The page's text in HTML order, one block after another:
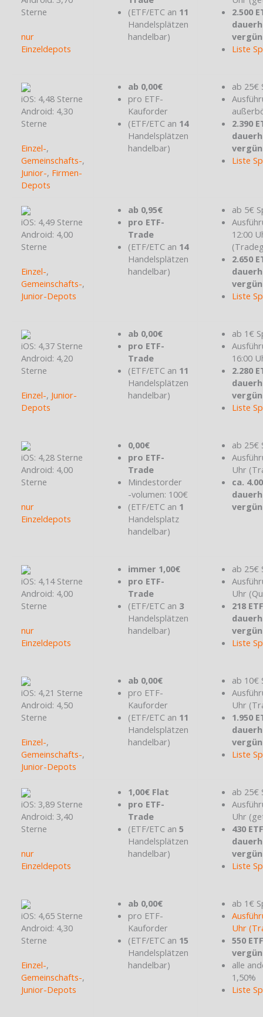
Sterne
nur
Einzeldepots
(ETF/ETC an 11
Handelsplätzen
handelbar)
2.500
Liste
iOS: 4,48 Sterne
Android: 4,30
Sterne
Einzel-,
Gemeinschafts-,
Junior-, Firmen-
Depots
ab 0,00€
pro ETF-
Kauforder
(ETF/ETC an 14
Handelsplätzen
handelbar)
ab 25€
2.390
Liste
iOS: 4,49 Sterne
Android: 4,00
Sterne
Einzel-,
Gemeinschafts-,
Junior-Depots
ab 0,95€
pro ETF-
Trade
(ETF/ETC an 14
Handelsplätzen
handelbar)
ab 5€
12:00
2.650
Liste
iOS: 4,37 Sterne
Android: 4,20
Sterne
Einzel-, Junior-
Depots
ab 0,00€
pro ETF-
Trade
(ETF/ETC an 11
Handelsplätzen
handelbar)
ab 1€
16:00
2.280
Liste
iOS: 4,28 Sterne
Android: 4,00
Sterne
nur
Einzeldepots
0,00€
pro ETF-
Trade
Mindestorder
-volumen: 100€
(ETF/ETC an 1
Handelsplatz
handelbar)
ab 25€
Uhr
ca.
iOS: 4,14 Sterne
Android: 4,00
Sterne
nur
Einzeldepots
immer 1,00€
pro ETF-
Trade
(ETF/ETC an 3
Handelsplätzen
handelbar)
ab 25€
Uhr
218
Liste
iOS: 4,21 Sterne
Android: 4,50
Sterne
Einzel-,
Gemeinschafts-,
Junior-Depots
ab 0,00€
pro ETF-
Kauforder
(ETF/ETC an 11
Handelsplätzen
handelbar)
ab 10€
Uhr
1.950
Liste
iOS: 3,89 Sterne
Android: 3,40
Sterne
nur
Einzeldepots
1,00€ Flat
pro ETF-
Trade
(ETF/ETC an5
Handelsplätzen
handelbar)
ab 25€
Uhr
430
Liste
iOS: 4,65 Sterne
Android: 4,30
Sterne
Einzel-,
Gemeinschafts-,
Junior-Depots
ab 0,00€
pro ETF-
Kauforder
(ETF/ETC an 15
Handelsplätzen
handelbar)
ab 1€
Uhr
550
alle
1,50%
Liste